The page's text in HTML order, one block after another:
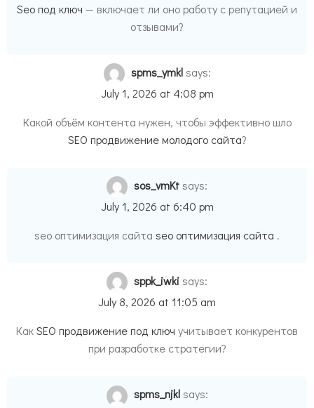
Seo под ключ — включает ли оно работу с репутацией и
отзывами?
spms_ymkl says:
July 1, 2026 at 4:08 pm
Какой объём контента нужен, чтобы эффективно шло
SEO продвижение молодого сайта?
sos_vmKtsays:
July 1, 2026 at 6:40 pm
seo оптимизация сайта seo оптимизация сайта .
sppk_iwkisays:
July 8, 2026 at 11:05 am
КакSEO продвижение под ключ учитывает конкурентов
при разработке стратегии?
spms_njkl says: